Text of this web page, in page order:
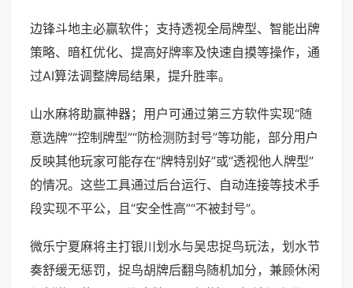
边锋斗地主必赢软件；支持透视全局牌型、智能出牌
策略、暗杠优化、提高好牌率及快速自摸等操作，通
过AI算法调整牌局结果，提升胜率。
山水麻将助赢神器；用户可通过第三方软件实现“随
意选牌”“控制牌型”“防检测防封号”等功能，部分用户
反映其他玩家可能存在“牌特别好”或“透视他人牌型”
的情况。这些工具通过后台运行、自动连接等技术手
段实现不平公，且“安全性高”“不被封号”。
微乐宁夏麻将主打银川划水与吴忠捉鸟玩法，划水节
奏舒缓无惩罚，捉鸟胡牌后翻鸟随机加分，兼顾休闲